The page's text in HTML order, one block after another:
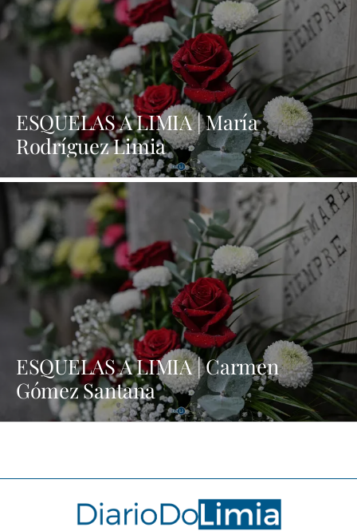
ESQUELAS A LIMIA | María
Rodríguez Limia
ESQUELAS A LIMIA | Carmen
Gómez Santana